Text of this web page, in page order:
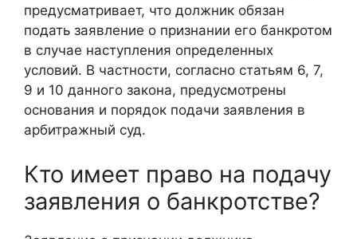
предусматривает, что должник обязан
подать заявление о признании его банкротом
в случае наступления определенных
условий. В частности, согласно статьям 6, 7,
9 и 10 данного закона, предусмотрены
основания и порядок подачи заявления в
арбитражный суд.
Кто имеет право на подачу
заявления о банкротстве?